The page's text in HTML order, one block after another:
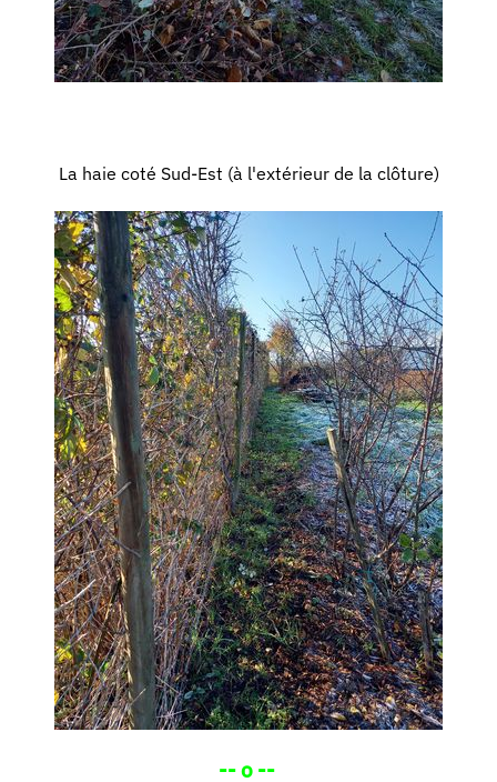
La haie coté Sud-Est (à l'extérieur de la clôture)
-- o --